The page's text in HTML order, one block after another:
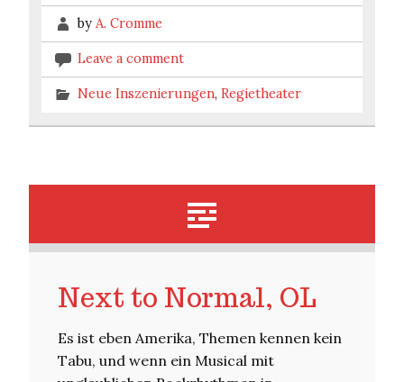
by A. Cromme
Leave a comment
Neue Inszenierungen, Regietheater
Next to Normal, OL
Es ist eben Amerika, Themen kennen kein
Tabu, und wenn ein Musical mit